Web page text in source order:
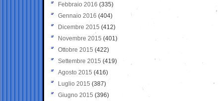
Febbraio 2016 (335)
Gennaio 2016 (404)
Dicembre 2015 (412)
Novembre 2015 (401)
Ottobre 2015 (422)
Settembre 2015 (419)
Agosto 2015 (416)
Luglio 2015 (387)
Giugno 2015 (396)